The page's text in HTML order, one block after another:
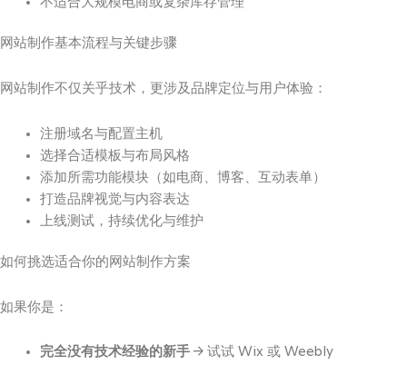
网站制作基本流程与关键步骤
网站制作不仅关乎技术，更涉及品牌定位与用户体验：
注册域名与配置主机
选择合适模板与布局风格
添加所需功能模块（如电商、博客、互动表单）
打造品牌视觉与内容表达
上线测试，持续优化与维护
如何挑选适合你的网站制作方案
如果你是：
完全没有技术经验的新手→ 试试 Wix 或 Weebly